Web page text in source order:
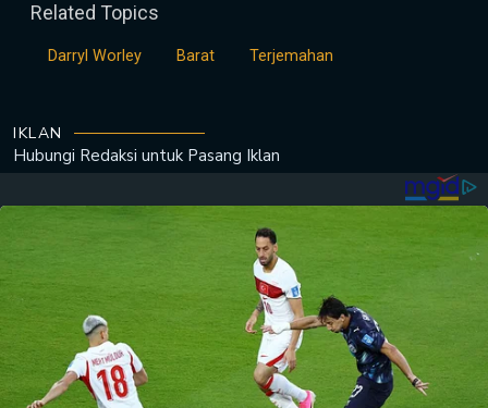
Related Topics
Darryl Worley Barat Terjemahan
IKLAN
Hubungi Redaksi untuk Pasang Iklan